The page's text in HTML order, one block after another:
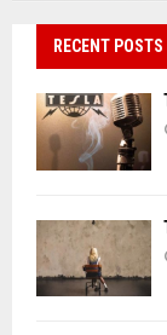
RECENT POSTS